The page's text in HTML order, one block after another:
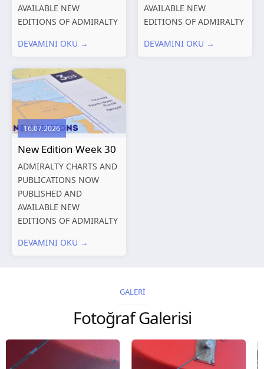
AVAILABLE NEW
EDITIONS OF ADMIRALTY
PUBLICATIONS New
Charts published 06
August 2026 Chart Title,
limits and other remarks
1602 China – Chang...
DEVAMINI OKU →
AVAILABLE NEW
EDITIONS OF ADMIRALTY
PUBLICATIONS New
DEVAMINI OKU →
16.07.2026
New Edition Week 30
ADMIRALTY CHARTS AND
PUBLICATIONS NOW
PUBLISHED AND
AVAILABLE NEW
EDITIONS OF ADMIRALTY
PUBLICATIONS New
remarks 67 Gulf of...
DEVAMINI OKU →
GALERİ
Fotoğraf Galerisi